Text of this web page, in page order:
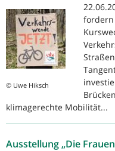
© Uwe Hiksch
klimagerechte Mobilität...
Ausstellung „Die